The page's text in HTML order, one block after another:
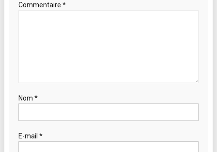
Commentaire *
Nom *
E-mail *